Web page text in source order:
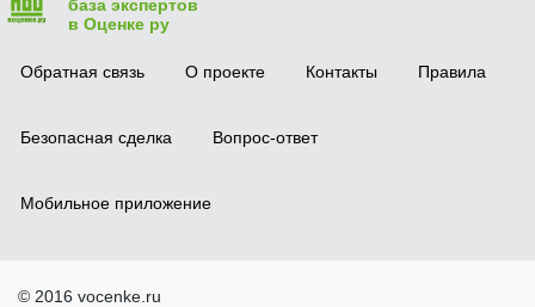
база экспертов
в Оценке ру
Обратная связь О проекте Контакты Правила
Безопасная сделка Вопрос-ответ
Мобильное приложение
© 2016 vocenke.ru